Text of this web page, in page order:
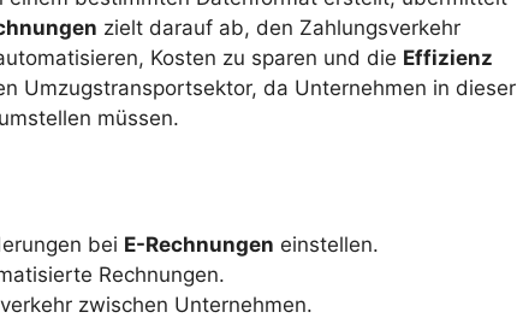
zielt darauf ab, den Zahlungsverkehr
Kosten zu sparen und die Effizienz
Umzugstransportsektor, da Unternehmen in dieser
umstellen müssen.
bei E-Rechnungen einstellen.
Rechnungen.
zwischen Unternehmen.